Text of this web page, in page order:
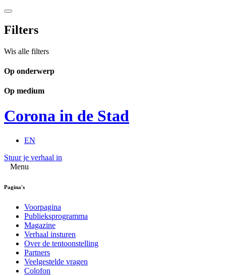
Filters
Wis alle filters
Op onderwerp
Op medium
Corona in de Stad
EN
Stuur je verhaal in
Menu
Pagina's
Voorpagina
Publieksprogramma
Magazine
Verhaal insturen
Over de tentoonstelling
Partners
Veelgestelde vragen
Colofon